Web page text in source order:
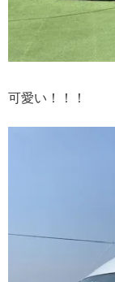
可愛い！！！